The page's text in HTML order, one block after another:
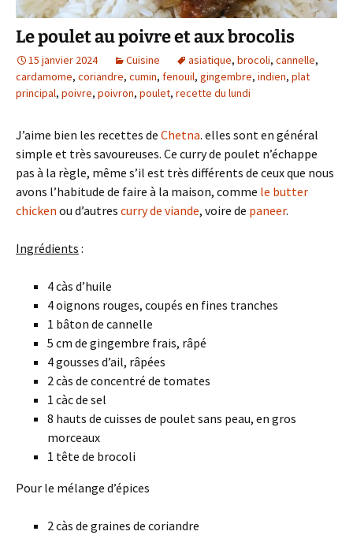
Le poulet au poivre et aux brocolis
15 janvier 2024 Cuisine asiatique, brocoli, cannelle,
cardamome, coriandre, cumin, fenouil, gingembre, indien, plat
principal, poivre, poivron, poulet, recette du lundi
J’aime bien les recettes de Chetna. elles sont en général
simple et très savoureuses. Ce curry de poulet n’échappe
pas à la règle, même s’il est très différents de ceux que nous
avons l’habitude de faire à la maison, comme le butter
chicken ou d’autres curry de viande, voire de paneer.
Ingrédients :
4 càs d’huile
4 oignons rouges, coupés en fines tranches
1 bâton de cannelle
5 cm de gingembre frais, râpé
4 gousses d’ail, râpées
2 càs de concentré de tomates
1 càc de sel
8 hauts de cuisses de poulet sans peau, en gros
morceaux
1 tête de brocoli
Pour le mélange d’épices
2 càs de graines de coriandre